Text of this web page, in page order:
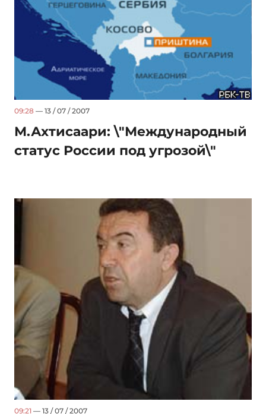
09:28 — 13 / 07 / 2007
М.Ахтисаари: \"Международный
статус России под угрозой\"
09:21 — 13 / 07 / 2007